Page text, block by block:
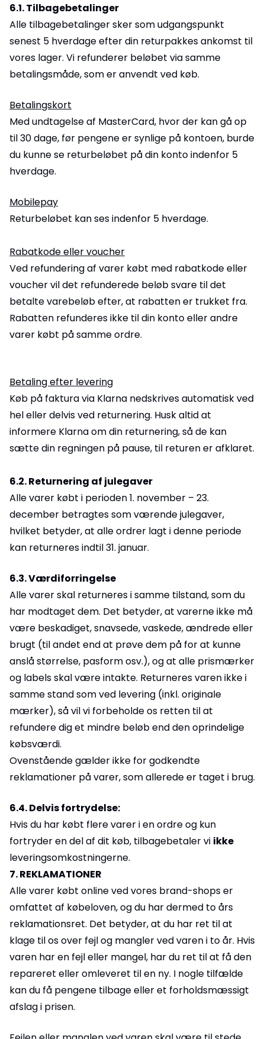
6.1. Tilbagebetalinger
Alle tilbagebetalinger sker som udgangspunkt
senest 5 hverdage efter din returpakkes ankomst til
vores lager. Vi refunderer beløbet via samme
betalingsmåde, som er anvendt ved køb.
Betalingskort
Med undtagelse af MasterCard, hvor der kan gå op
til 30 dage, før pengene er synlige på kontoen, burde
du kunne se returbeløbet på din konto indenfor 5
hverdage.
Mobilepay
Returbeløbet kan ses indenfor 5 hverdage.
Rabatkode eller voucher
Ved refundering af varer købt med rabatkode eller
voucher vil det refunderede beløb svare til det
betalte varebeløb efter, at rabatten er trukket fra.
Rabatten refunderes ikke til din konto eller andre
varer købt på samme ordre.
Betaling efter levering
Køb på faktura via Klarna nedskrives automatisk ved
hel eller delvis ved returnering. Husk altid at
informere Klarna om din returnering, så de kan
sætte din regningen på pause, til returen er afklaret.
6.2. Returnering af julegaver
Alle varer købt i perioden 1. november – 23.
december betragtes som værende julegaver,
hvilket betyder, at alle ordrer lagt i denne periode
kan returneres indtil 31. januar.
6.3. Værdiforringelse
Alle varer skal returneres i samme tilstand, som du
har modtaget dem. Det betyder, at varerne ikke må
være beskadiget, snavsede, vaskede, ændrede eller
brugt (til andet end at prøve dem på for at kunne
anslå størrelse, pasform osv.), og at alle prismærker
og labels skal være intakte. Returneres varen ikke i
samme stand som ved levering (inkl. originale
mærker), så vil vi forbeholde os retten til at
refundere dig et mindre beløb end den oprindelige
købsværdi.
Ovenstående gælder ikke for godkendte
reklamationer på varer, som allerede er taget i brug.
6.4. Delvis fortrydelse:
Hvis du har købt flere varer i en ordre og kun
fortryder en del af dit køb, tilbagebetaler vi ikke
leveringsomkostningerne.
7. REKLAMATIONER
Alle varer købt online ved vores brand-shops er
omfattet af købeloven, og du har dermed to års
reklamationsret. Det betyder, at du har ret til at
klage til os over fejl og mangler ved varen i to år. Hvis
varen har en fejl eller mangel, har du ret til at få den
repareret eller omleveret til en ny. I nogle tilfælde
kan du få pengene tilbage eller et forholdsmæssigt
afslag i prisen.